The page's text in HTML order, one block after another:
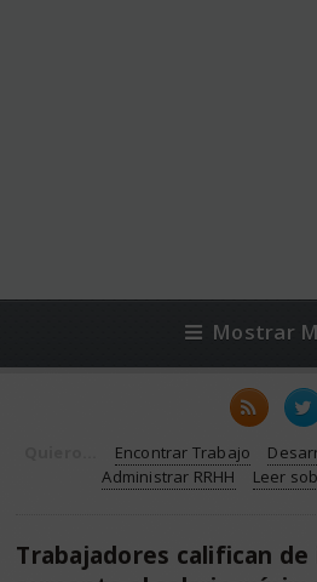
Mostrar
Encontrar Trabajo
Administrar RRHH
Leer
Trabajadores califican